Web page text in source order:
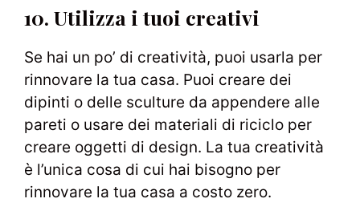
10. Utilizza i tuoi creativi
Se hai un po’ di creatività, puoi usarla per
rinnovare la tua casa. Puoi creare dei
dipinti o delle sculture da appendere alle
pareti o usare dei materiali di riciclo per
creare oggetti di design. La tua creatività
è l’unica cosa di cui hai bisogno per
rinnovare la tua casa a costo zero.